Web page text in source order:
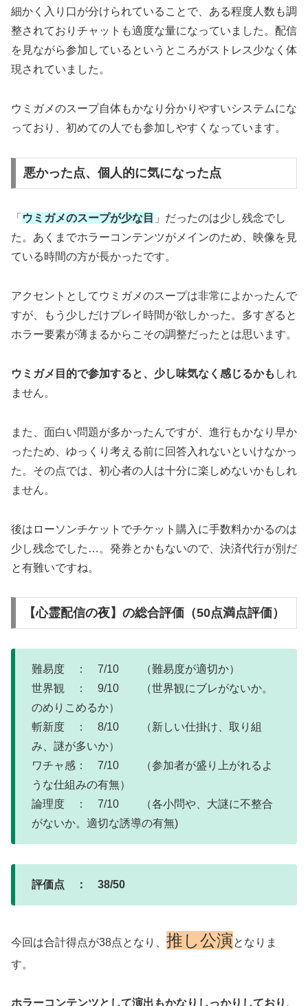
細かく入り口が分けられていることで、ある程度人数も調
整されておりチャットも適度な量になっていました。配信
を見ながら参加しているというところがストレス少なく体
現されていました。
ウミガメのスープ自体もかなり分かりやすいシステムにな
っており、初めての人でも参加しやすくなっています。
悪かった点、個人的に気になった点
「 ウミガメのスープが少な目 」だったのは少し残念でし
た。あくまでホラーコンテンツがメインのため、映像を見
ている時間の方が長かったです。
アクセントとしてウミガメのスープは非常によかったんで
すが、もう少しだけプレイ時間が欲しかった。多すぎると
ホラー要素が薄まるからこその調整だったとは思います。
ウミガメ目的で参加すると、少し味気なく感じるかも しれ
ません。
また、面白い問題が多かったんですが、進行もかなり早か
ったため、ゆっくり考える前に回答入れないといけなかっ
た。その点では、初心者の人は十分に楽しめないかもしれ
ません。
後はローソンチケットでチケット購入に手数料かかるのは
少し残念でした…。発券とかもないので、決済代行が別だ
と有難いですね。
【心霊配信の夜】の総合評価（50点満点評価）
難易度 ： 7/10 （難易度が適切か）
世界観 ： 9/10 （世界観にブレがないか。
のめりこめるか）
斬新度 ： 8/10 （新しい仕掛け、取り組
み、謎が多いか）
ワチャ感： 7/10 （参加者が盛り上がれるよ
うな仕組みの有無）
論理度 ： 7/10 （各小問や、大謎に不整合
がないか。適切な誘導の有無)
評価点 ： 38/50
今回は合計得点が38点となり、 推し公演となりま
す。
ホラーコンテンツとして演出もかなりしっかりしており、